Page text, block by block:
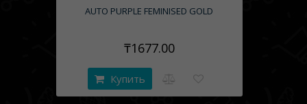
Большинство гроверов в аутдоре снимают урожай
погодными условиями, так и отсутствием
природной маскировки “огородов” ввиду опадания
AUTO PURPLE FEMINISED GOLD
₸1677.00
Купить